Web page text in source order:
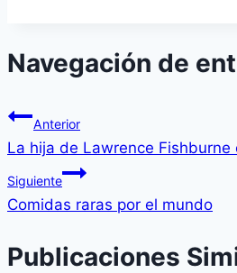
Navegación de
Anterior
La hija de Lawrence Fishburne
Siguiente
Comidas raras por el mundo
Publicaciones